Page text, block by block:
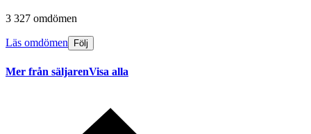
3 327 omdömen
Läs omdömen Följ
Mer från säljarenVisa alla